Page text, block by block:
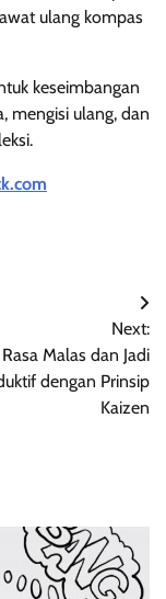
ulang kompas
keseimbangan
mengisi ulang, dan
Next:
Malas dan Jadi
dengan Prinsip
Kaizen